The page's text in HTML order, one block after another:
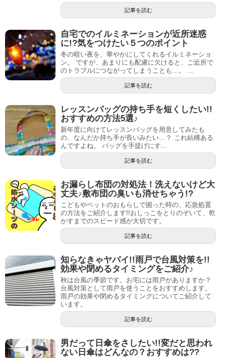
記事を読む
自宅でのイルミネーションが近所迷惑
に!?気をつけたい５つのポイント
冬の暗い夜を、華やかにしてくれるイルミネーショ
ン。 ですが、あまりにも配慮に欠けると、ご近所で
のトラブルにつながってしまうことも…。 ...
記事を読む
レッスンバッグの持ち手を短くしたい!!
おすすめの方法5選♪
新年度に向けてレッスンバッグを用意してみたも
の、なんだか持ち手が長いみたい…？ これ結構ある
んですよね。 バッグを手提げにす...
記事を読む
お漏らし布団の対処法！洗えないけど大
丈夫♪敷布団の臭いも消せちゃう!?
こどもやペットのおもらしで困った時の、応急処置
の方法をご紹介します!!おしっこをとりのぞいて、乾
かすまでのスピード感が大切です。
記事を読む
知らなきゃヤバイ!!雨戸で台風対策を!!
効果や閉めるタイミングをご紹介♪
秋は台風の季節です。お宅には雨戸がありますか？
台風対策として雨戸を使うことをおすすめします。
雨戸の効果や閉めるタイミングについてご紹介して
います。
記事を読む
男だって日傘をさしたい!!変だと思われ
ない日傘はどんなの？おすすめは??